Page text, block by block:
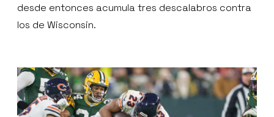
desde entonces acumula tres descalabros contra
los de Wisconsin.